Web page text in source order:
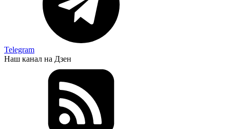
Telegram
Наш канал на Дзен